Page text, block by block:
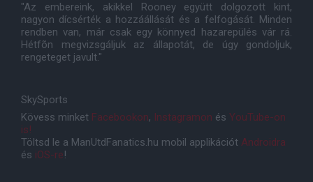
"Az embereink, akikkel Rooney együtt dolgozott kint,
nagyon dícsérték a hozzáállását és a felfogását. Minden
rendben van, már csak egy könnyed hazarepülés vár rá.
Hétfõn megvizsgáljuk az állapotát, de úgy gondoljuk,
rengeteget javult."
SkySports
Kövess minket Facebookon, Instagramon és YouTube-on
is!
Töltsd le a ManUtdFanatics.hu mobil applikációt Androidra
és iOS-re!